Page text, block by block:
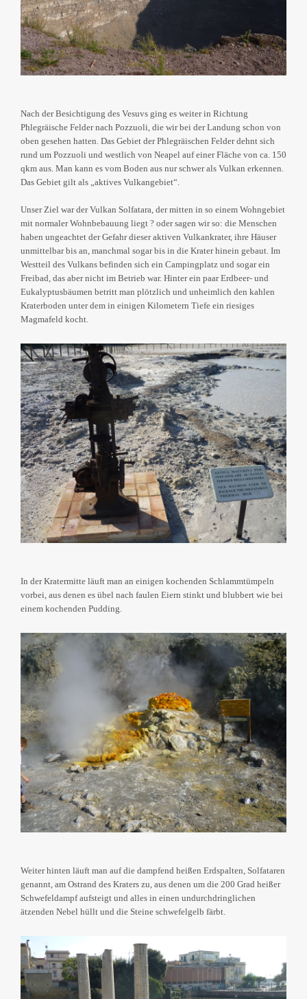
Nach der Besichtigung des Vesuvs ging es weiter in Richtung
Phlegräische Felder nach Pozzuoli, die wir bei der Landung schon von
oben gesehen hatten. Das Gebiet der Phlegräischen Felder dehnt sich
rund um Pozzuoli und westlich von Neapel auf einer Fläche von ca. 150
qkm aus. Man kann es vom Boden aus nur schwer als Vulkan erkennen.
Das Gebiet gilt als „aktives Vulkangebiet“.
Unser Ziel war der Vulkan Solfatara, der mitten in so einem Wohngebiet
mit normaler Wohnbebauung liegt ? oder sagen wir so: die Menschen
haben ungeachtet der Gefahr dieser aktiven Vulkankrater, ihre Häuser
unmittelbar bis an, manchmal sogar bis in die Krater hinein gebaut. Im
Westteil des Vulkans befinden sich ein Campingplatz und sogar ein
Freibad, das aber nicht im Betrieb war. Hinter ein paar Erdbeer- und
Eukalyptusbäumen betritt man plötzlich und unheimlich den kahlen
Kraterboden unter dem in einigen Kilometern Tiefe ein riesiges
Magmafeld kocht.
In der Kratermitte läuft man an einigen kochenden Schlammtümpeln
vorbei, aus denen es übel nach faulen Eiern stinkt und blubbert wie bei
einem kochenden Pudding.
Weiter hinten läuft man auf die dampfend heißen Erdspalten, Solfataren
genannt, am Ostrand des Kraters zu, aus denen um die 200 Grad heißer
Schwefeldampf aufsteigt und alles in einen undurchdringlichen
ätzenden Nebel hüllt und die Steine schwefelgelb färbt.